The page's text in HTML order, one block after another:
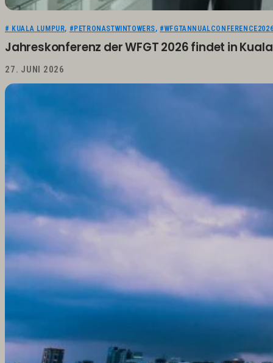
# KUALA LUMPUR, #PETRONASTWINTOWERS,
Jahreskonferenz der WFGT 2026 findet in
27. JUNI 2026